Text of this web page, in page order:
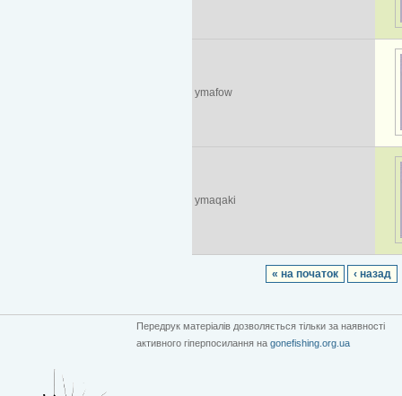
ymafow
ymaqaki
« на початок ‹ назад
Передрук матеріалів дозволяється тільки за наявності
активного гіперпосилання на gonefishing.org.ua